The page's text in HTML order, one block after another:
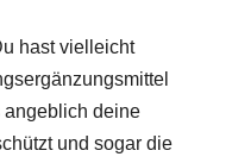
hast vielleicht
angeblich deine
und sogar die